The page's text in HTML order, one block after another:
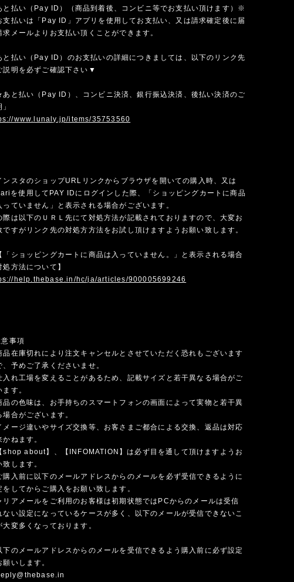
と払い（Pay ID）（商品到着後、コンビニ等でお支払い頂けます）※
払いは「Pay ID」アプリを使用してお支払い、又は請求確定後に届
求メールよりお支払い頂くことができます。
払い（Pay ID）のお支払いの詳細につきましては、以下のリンク先
説明を必ずご確認下さい▼
あと払い（Pay ID）、コンビニ決済、銀行振込決済、後払い決済のご
www.lunaly.jp/items/35753560
スタのショップURLリンクからブラウザを開いての購入時、又は
を使用してPAY IDにログインした際、「ショッピングカートに商品
っていません」と表示される場合がございます。
際は以下のＵＲＬ先にて対処方法が記載されておりますので、大変お
ですがリンク先の対処方方法をお試し頂けますようお願い致します。
ショッピングカートに商品は入っていません。」と表示される場合
処方法について】
help.thebase.in/hc/ja/articles/900005699246
事項
品在庫切れにより注文キャンセルとさせていただく恐れもございます
、予めご了承くださいませ。
入れ工場を変えることがあるため、記載サイズと若干異なる場合がご
ます。
品の色味は、お手持ちのスマートフォンの画面によって実物と若干異
場合がございます。
メージ違いやサイズ交換等、お客さまご都合による交換、返品は対応
かねます。
shop about】、【INFOMATION】は必ず目を通して頂けますようお
致します。
購入前に以下のメールアドレスからのメールを必ず受信できるように
をしてからご購入をお願い致します。
リアメールをご利用のお客様は初期状態ではPCからのメールは受信
ない設定になっているケースが多く、以下のメールが受信できないこ
大変多くなっております。
のメールアドレスからのメールを受信できるよう購入前に必ず設定
願いします。